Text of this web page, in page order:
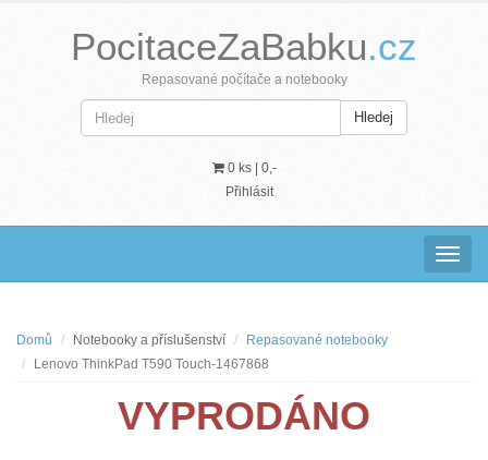
PocitaceZaBabku.cz
Repasované počítače a notebooky
Hledej
0 ks | 0,-
Přihlásit
Domů Notebooky a příslušenství
Repasované notebooky
Lenovo ThinkPad T590 Touch-1467868
VYPRODÁNO